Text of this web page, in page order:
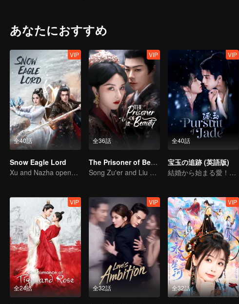
あなたにおすすめ
全40話
VIP
Snow Eagle Lord
Xu and Nazha opens the world of hot-blooded transcendence
全36話
VIP
The Prisoner of Beauty
Song Zu'er and Liu Yuning's Family Feud and Romance
全40話
VIP
宝玉の追跡 (英語版)
結婚から始まる愛！硝煙が試す本当の想い
全24話
VIP
全32話
VIP
全32話
VIP